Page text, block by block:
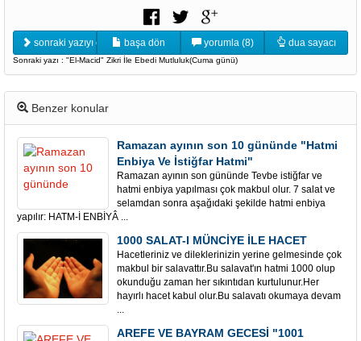
sonraki yazıyı oku başa dön yorumla (8) dua sayacı
Sonraki yazı : "El-Macid" Zikri İle Ebedi Mutluluk(Cuma günü)
Benzer konular
Ramazan ayının son 10 gününde "Hatmi
Enbiya Ve İstiğfar Hatmi"
Ramazan ayının son gününde Tevbe istiğfar ve
hatmi enbiya yapılması çok makbul olur. 7 salat ve
selamdan sonra aşağıdaki şekilde hatmi enbiya
yapılır: HATM-İ ENBİYÂ ...
1000 SALAT-I MÜNCİYE İLE HACET
Hacetleriniz ve dileklerinizin yerine gelmesinde çok
makbul bir salavattır.Bu salavat'ın hatmi 1000 olup
okunduğu zaman her sıkıntıdan kurtulunur.Her
hayırlı hacet kabul olur.Bu salavatı okumaya devam
...
AREFE VE BAYRAM GECESİ "1001